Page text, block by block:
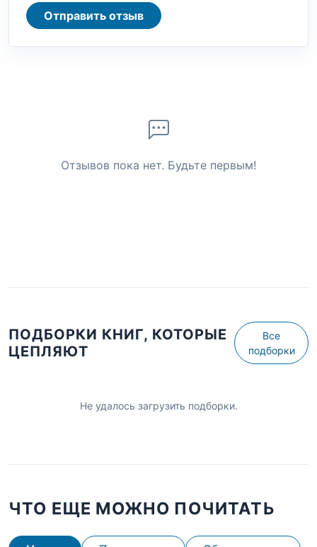
Отправить отзыв
Отзывов пока нет. Будьте первым!
ПОДБОРКИ КНИГ, КОТОРЫЕ
ЦЕПЛЯЮТ
Все
подборки
Не удалось загрузить подборки.
ЧТО ЕЩЕ МОЖНО ПОЧИТАТЬ